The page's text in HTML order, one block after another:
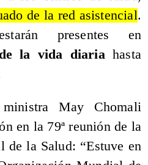
de la red asistencial.
presentes en
la vida diariahasta
May Chomali
en la 79ª reunión de la
de la Salud: “Estuve en